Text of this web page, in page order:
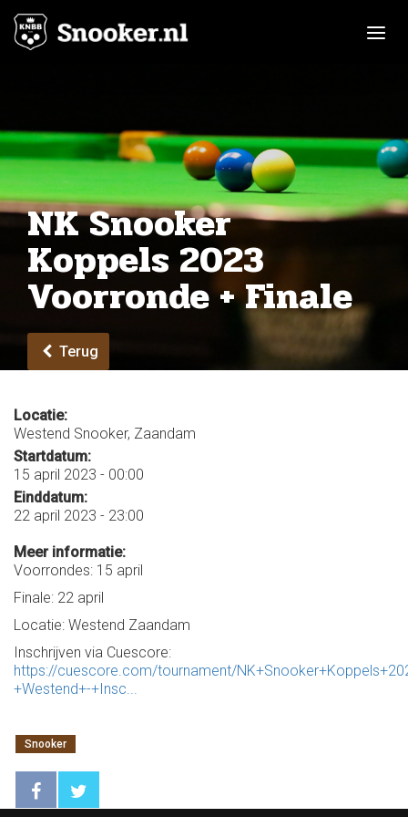
NK Snooker
Koppels 2023
Voorronde + Finale
Terug
Locatie:
Westend Snooker, Zaandam
Startdatum:
15 april 2023 - 00:00
Einddatum:
22 april 2023 - 23:00
Meer informatie:
Voorrondes: 15 april
Finale: 22 april
Locatie: Westend Zaandam
Inschrijven via Cuescore:
https://cuescore.com/tournament/
+Westend+-+Insc...
Snooker